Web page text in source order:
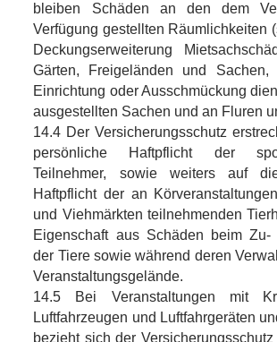
bleiben Schäden an den dem
Verfügung gestellten Räumlichkeiten
Deckungserweiterung
Gärten, Freigeländen und
Einrichtung oder Ausschmückung
ausgestellten Sachen und an Fluren
14.4 Der Versicherungsschutz
persönliche Haftpflicht der
Teilnehmer, sowie weiters auf
Haftpflicht der an
und Viehmärkten teilnehmenden
Eigenschaft aus Schäden beim Zu-
der Tiere sowie während deren
Veranstaltungsgelände.
14.5 Bei Veranstaltungen mit
Luftfahrzeugen und Luftfahrgeräten
bezieht sich der